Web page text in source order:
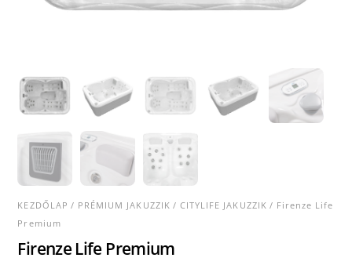
KEZDŐLAP / PRÉMIUM JAKUZZIK / CITYLIFE JAKUZZIK / Firenze Life
Premium
Firenze Life Premium